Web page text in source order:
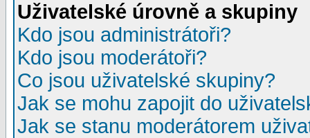
Uživatelské úrovně a skupiny
Kdo jsou administrátoři?
Kdo jsou moderátoři?
Co jsou uživatelské skupiny?
Jak se mohu zapojit do
Jak se stanu moderátorem